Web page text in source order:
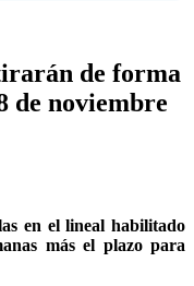
de forma
de noviembre
en el lineal habilitado
más el plazo para